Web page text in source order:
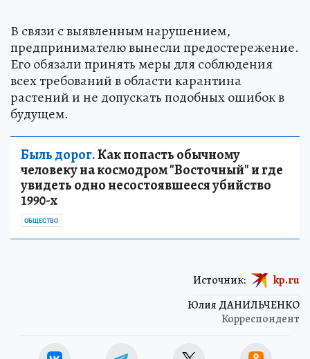
В связи с выявленным нарушением,
предпринимателю вынесли предостережение.
Его обязали принять меры для соблюдения
всех требований в области карантина
растений и не допускать подобных ошибок в
будущем.
Быль дорог.Как попасть обычному
человеку на космодром "Восточный" и где
увидеть одно несостоявшееся убийство
1990-х
ОБЩЕСТВО
Юлия ДАНИЛЬЧЕНКО
Корреспондент
Источник: kp.ru